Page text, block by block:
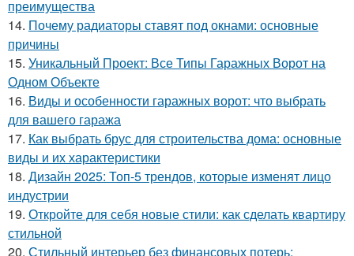
преимущества
14. Почему радиаторы ставят под окнами: основные
причины
15. Уникальный Проект: Все Типы Гаражных Ворот на
Одном Объекте
16. Виды и особенности гаражных ворот: что выбрать
для вашего гаража
17. Как выбрать брус для строительства дома: основные
виды и их характеристики
18. Дизайн 2025: Топ-5 трендов, которые изменят лицо
индустрии
19. Откройте для себя новые стили: как сделать квартиру
стильной
20. Стильный интерьер без финансовых потерь: